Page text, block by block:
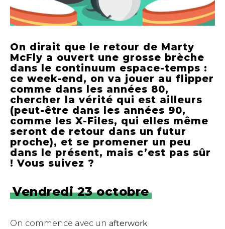
On dirait que le retour de Marty
McFly a ouvert une grosse brèche
dans le continuum espace-temps :
ce week-end, on va jouer au flipper
comme dans les années 80,
chercher la vérité qui est ailleurs
(peut-être dans les années 90,
comme les X-Files, qui elles même
seront de retour dans un futur
proche), et se promener un peu
dans le présent, mais c’est pas sûr
! Vous suivez ?
Vendredi 23 octobre
On commence avec un afterwork